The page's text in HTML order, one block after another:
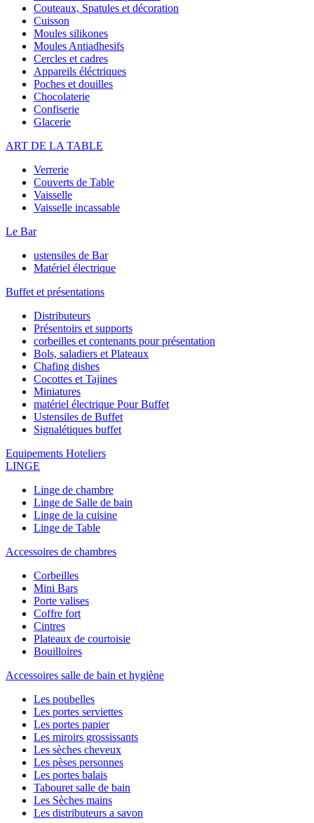
Couteaux, Spatules et décoration
Cuisson
Moules silikones
Moules Antiadhesifs
Cercles et cadres
Appareils éléctriques
Poches et douilles
Chocolaterie
Confiserie
Glacerie
ART DE LA TABLE
Verrerie
Couverts de Table
Vaisselle
Vaisselle incassable
Le Bar
ustensiles de Bar
Matériel électrique
Buffet et présentations
Distributeurs
Présentoirs et supports
corbeilles et contenants pour présentation
Bols, saladiers et Plateaux
Chafing dishes
Cocottes et Tajines
Miniatures
matériel électrique Pour Buffet
Ustensiles de Buffet
Signalétiques buffet
Equipements Hoteliers
LINGE
Linge de chambre
Linge de Salle de bain
Linge de la cuisine
Linge de Table
Accessoires de chambres
Corbeilles
Mini Bars
Porte valises
Coffre fort
Cintres
Plateaux de courtoisie
Bouilloires
Accessoires salle de bain et hygiène
Les poubelles
Les portes serviettes
Les portes papier
Les miroirs grossissants
Les sèches cheveux
Les pèses personnes
Les portes balais
Tabouret salle de bain
Les Sèches mains
Les distributeurs a savon